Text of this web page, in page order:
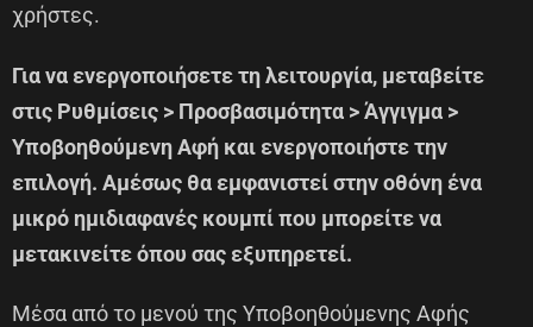
χρήστες.
Για να ενεργοποιήσετε τη λειτουργία, μεταβείτε
στις Ρυθμίσεις > Προσβασιμότητα > Άγγιγμα >
Υποβοηθούμενη Αφή και ενεργοποιήστε την
επιλογή. Αμέσως θα εμφανιστεί στην οθόνη ένα
μικρό ημιδιαφανές κουμπί που μπορείτε να
μετακινείτε όπου σας εξυπηρετεί.
Μέσα από το μενού της Υποβοηθούμενης Αφής